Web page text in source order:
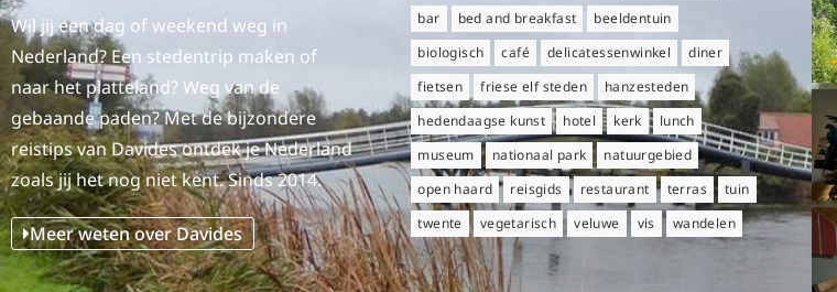
Wil jij een dag of weekend weg in
Nederland? Een stedentrip maken of
naar het platteland? Weg van de
gebaande paden? Met de bijzondere
reistips van Davides ontdek je Nederland
zoals jij het nog niet kent. Sinds 2014.
Meer weten over Davides
bar
bed and breakfast
beeldentuin
biologisch
café delicatessenwinkel
diner
fietsen
friese elf steden
hanzesteden
hedendaagse kunst
hotel kerk
lunch
museum
nationaal park
natuurgebied
open haard
reisgids restaurant terras
tuin
twente
vegetarisch veluwe vis wandelen